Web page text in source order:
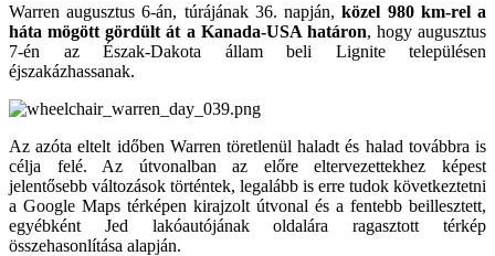
Warren augusztus 6-án, túrájának 36. napján,közel 980 km-rel a
háta mögött gördült át a Kanada-USA határon, hogy augusztus
7-én az Észak-Dakota állam beli Lignite településen
éjszakázhassanak.
Az azóta eltelt időben Warren töretlenül haladt és halad továbbra is
célja felé. Az útvonalban az előre eltervezettekhez képest
jelentősebb változások történtek, legalább is erre tudok következtetni
a Google Maps térképen kirajzolt útvonal és a fentebb beillesztett,
egyébként Jed lakóautójának oldalára ragasztott térkép
összehasonlítása alapján.